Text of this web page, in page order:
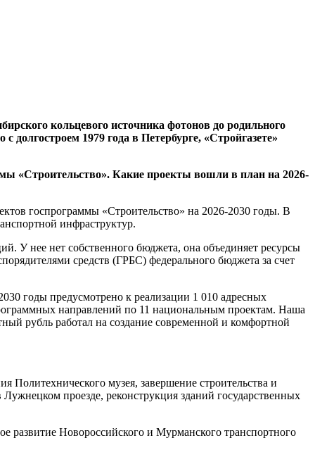
кольцевого источника фотонов до родильного
1979 года в Петербурге, «Стройгазете»
«Строительство». Какие проекты вошли в план на 2026-
госпрограммы «Строительство» на 2026-2030 годы. В
инфраструктур.
У нее нет собственного бюджета, она объединяет ресурсы
средств (ГРБС) федерального бюджета за счет
годы предусмотрено к реализации 1 010 адресных
направлений по 11 национальным проектам. Наша
рубль работал на создание современной и комфортной
Политехнического музея, завершение строительства и
проезде, реконструкция зданий государственных
развитие Новороссийского и Мурманского транспортного